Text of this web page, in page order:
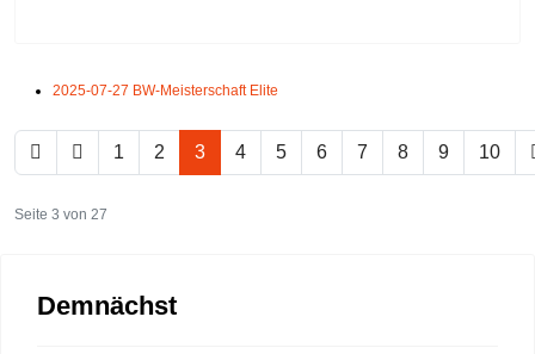
2025-07-27 BW-Meisterschaft Elite
1 2 3 4 5 6 7 8 9 10
Seite 3 von 27
Demnächst